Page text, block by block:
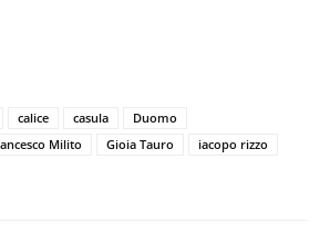
calice casula
Duomo
Milito Gioia Tauro
iacopo rizzo